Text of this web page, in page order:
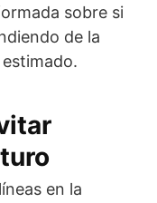
sobre si
de la
en la